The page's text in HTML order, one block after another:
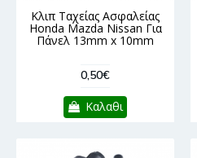
Κλιπ Ταχείας Ασφαλείας
Honda Mazda Nissan Για
Πάνελ 13mm x 10mm
0,50€
Καλαθι